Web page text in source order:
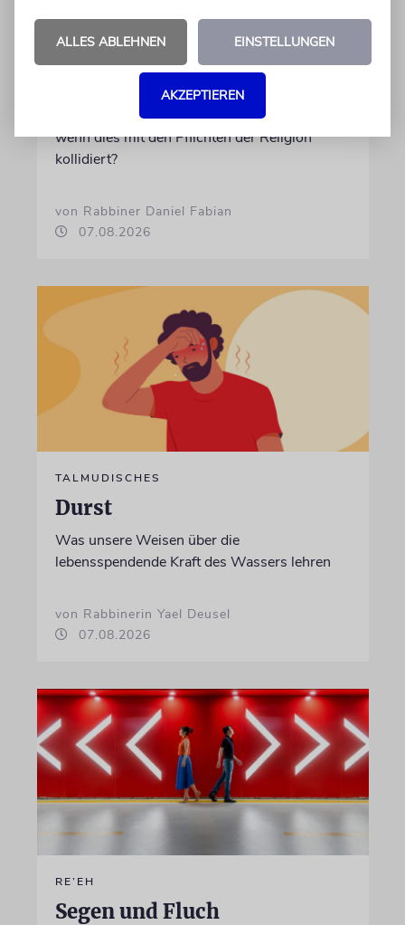
Gottes Gebot oder Staates
Gesetz?
Ein talmudisches Prinzip besagt, dass sich
fromme Juden auch an das Gesetz ihres
Landes halten müssen. Doch was geschieht,
wenn dies mit den Pflichten der Religion
kollidiert?
von Rabbiner Daniel Fabian
07.08.2026
TALMUDISCHES
Durst
Was unsere Weisen über die
lebensspendende Kraft des Wassers lehren
von Rabbinerin Yael Deusel
07.08.2026
RE’EH
Segen und Fluch
ALLES ABLEHNEN EINSTELLUNGEN
AKZEPTIEREN